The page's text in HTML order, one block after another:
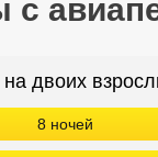
с
двоих
8 ночей